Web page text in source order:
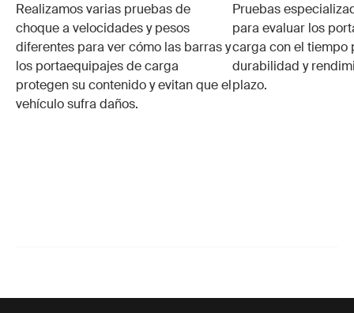
Realizamos varias pruebas de
choque a velocidades y pesos
diferentes para ver cómo las barras y
los portaequipajes de carga
protegen su contenido y evitan que el
vehículo sufra daños.
Pruebas
para evaluar los
carga con el tiempo
durabilidad y
plazo.